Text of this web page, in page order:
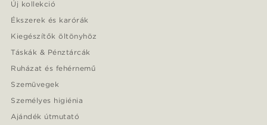
Új kollekció
Ékszerek és karórák
Kiegészítők öltönyhöz
Táskák & Pénztárcák
Ruházat és fehérnemű
Szemüvegek
Személyes higiénia
Ajándék útmutató